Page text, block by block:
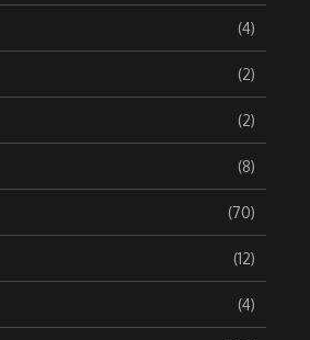
(4)
(2)
(2)
(8)
(70)
(12)
(4)